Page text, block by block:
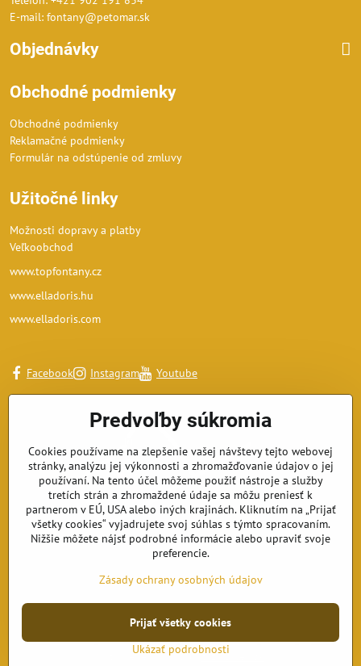
E-mail: fontany@petomar.sk
Objednávky
Obchodné podmienky
Obchodné podmienky
Reklamačné podmienky
Formulár na odstúpenie od zmluvy
Užitočné linky
Možnosti dopravy a platby
Veľkoobchod
www.topfontany.cz
www.elladoris.hu
www.elladoris.com
Facebook Instagram Youtube
©2026Copyright
Predvoľby súkromiaZásady ochrany osobných údajov
Vytvorené pomocou:BiznisWeb.sk
Predvoľby súkromia
Cookies používame na zlepšenie vašej návštevy tejto webovej
stránky, analýzu jej výkonnosti a zhromažďovanie údajov o jej
používaní. Na tento účel môžeme použiť nástroje a služby
tretích strán a zhromaždené údaje sa môžu preniesť k
partnerom v EÚ, USA alebo iných krajinách. Kliknutím na „Prijať
všetky cookies“ vyjadrujete svoj súhlas s týmto spracovaním.
Nižšie môžete nájsť podrobné informácie alebo upraviť svoje
preferencie.
Zásady ochrany osobných údajov
Ukázať podrobnosti
Prijať všetky cookies